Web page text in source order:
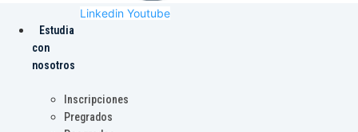
Linkedin Youtube
Estudia
con
nosotros
Inscripciones
Pregrados